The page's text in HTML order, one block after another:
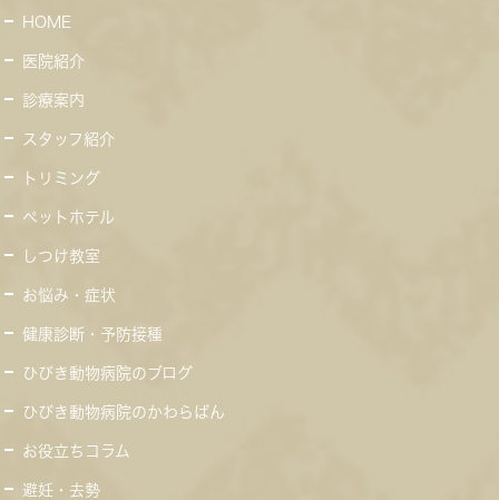
HOME
医院紹介
診療案内
スタッフ紹介
トリミング
ペットホテル
しつけ教室
お悩み・症状
健康診断・予防接種
ひびき動物病院のブログ
ひびき動物病院のかわらばん
お役立ちコラム
避妊・去勢